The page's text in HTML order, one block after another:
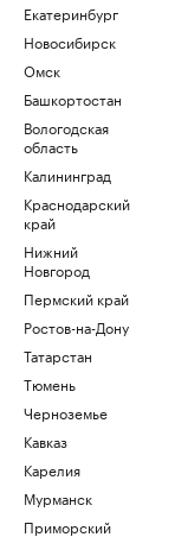
Екатеринбург
Новосибирск
Омск
Башкортостан
Вологодская
область
Калининград
Краснодарский
край
Нижний
Новгород
Пермский край
Ростов-на-Дону
Татарстан
Тюмень
Черноземье
Кавказ
Карелия
Мурманск
Приморский